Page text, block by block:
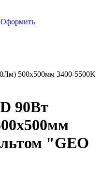
Оформить
500х500мм 3400-5500K
90Вт
"GEO